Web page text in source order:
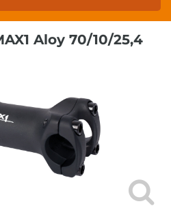
Aloy 70/10/25,4